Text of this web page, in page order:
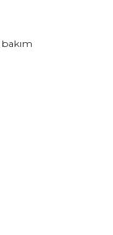
ve diğer